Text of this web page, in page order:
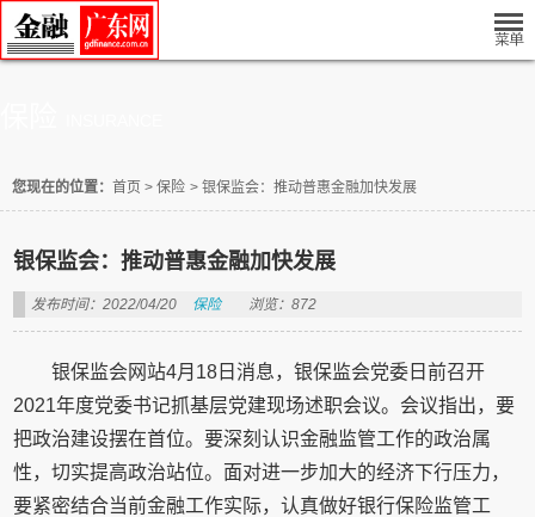
您现在的位置： 首页 > 保险 > 银保监会：推动普惠金融加快发展
银保监会：推动普惠金融加快发展
发布时间：2022/04/20 保险 浏览：872
银保监会网站4月18日消息，银保监会党委日前召开
2021年度党委书记抓基层党建现场述职会议。会议指出，要
把政治建设摆在首位。要深刻认识金融监管工作的政治属
性，切实提高政治站位。面对进一步加大的经济下行压力，
要紧密结合当前金融工作实际，认真做好银行保险监管工